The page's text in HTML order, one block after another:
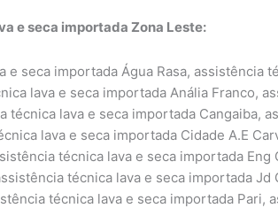
e seca importada Zona Leste:
e seca importada Água Rasa, assistência
lava e seca importada Anália Franco,
técnica lava e seca importada Cangaiba,
lava e seca importada Cidade A.E
técnica lava e seca importada
técnica lava e seca importada
técnica lava e seca importada Pari,